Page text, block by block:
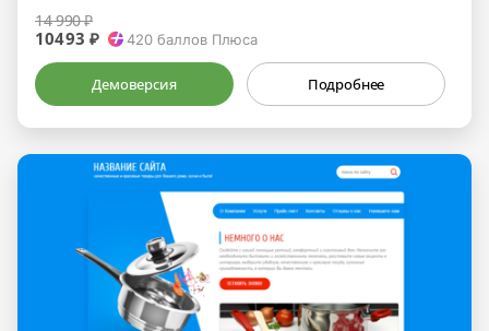
14 990 ₽
10493 ₽ 420 баллов Плюса
Демоверсия Подробнее